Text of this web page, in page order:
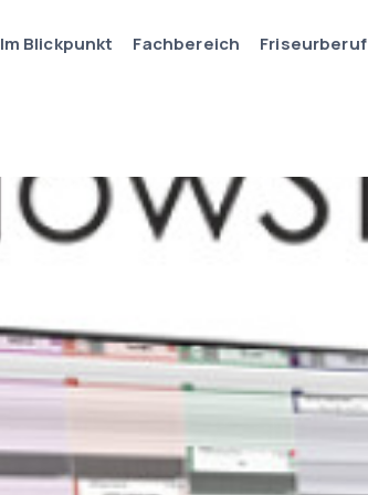
Im Blickpunkt Fachbereich Friseurberuf